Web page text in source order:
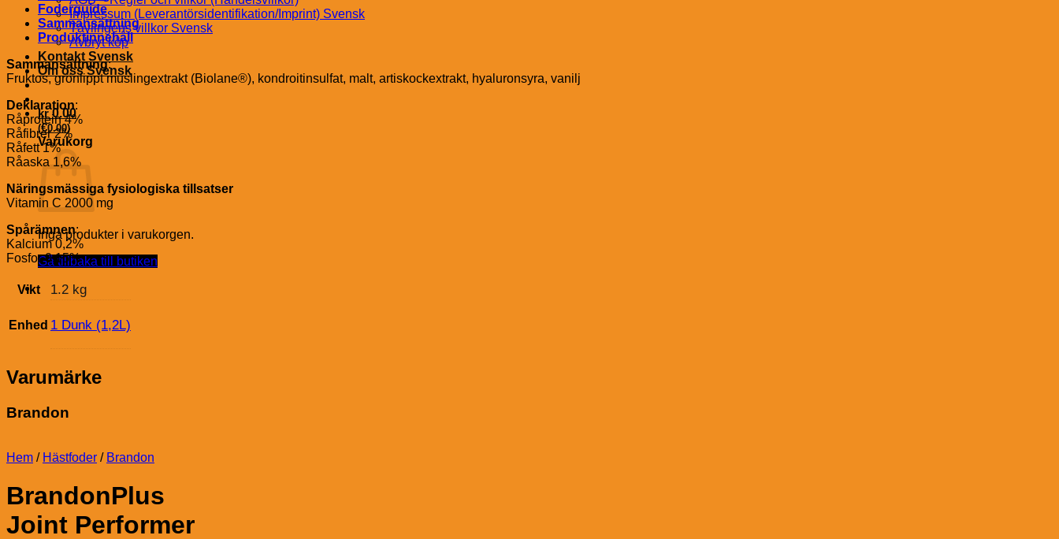
Impressum (Leverantörsidentifikation/Imprint) Svensk
Tävlingens villkor Svensk
Avbryt köp
Kontakt Svensk
Om oss Svensk
kr0.00
(€0.00)
Varukorg
Inga produkter i varukorgen.
Gå tillbaka till butiken
Foderguide
Sammansättning
Produktinnehåll
Sammansättning:
Fruktos, grönlippt muslingextrakt (Biolane®), kondroitinsulfat, malt, artiskockextrakt, hyaluronsyra, vanilj
Deklaration:
Råprotein 4%
Råfibrer 2%
Råfett 1%
Råaska 1,6%
Näringsmässiga fysiologiska tillsatser
Vitamin C 2000 mg
Spårämnen:
Kalcium 0,2%
Fosfor 0,15%
Vikt 1.2 kg
Enhed 1 Dunk (1,2L)
Varumärke
Brandon
Hem / Hästfoder / Brandon
BrandonPlus
Joint Performer